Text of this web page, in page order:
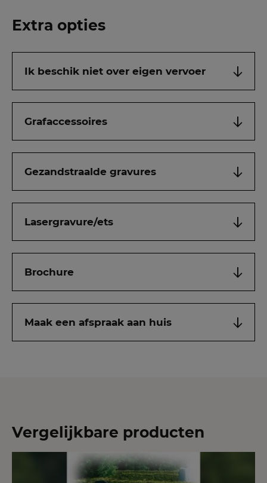
Extra opties
Ik beschik niet over eigen vervoer
Grafaccessoires
Gezandstraalde gravures
Lasergravure/ets
Brochure
Maak een afspraak aan huis
Vergelijkbare producten